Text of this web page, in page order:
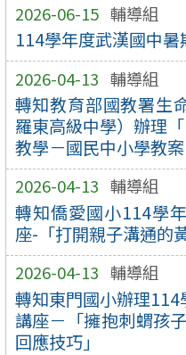
2026-06-15 輔導組
114學年度武漢國中
2026-04-13 輔導組
轉知教育部國教署生
羅東高級中學）辦理
教學－國民中小學教
2026-04-13 輔導組
轉知僑愛國小114學
座-「打開親子溝通的
2026-04-13 輔導組
轉知東門國小辦理
講座－「擁抱刺蝟孩
回應技巧」